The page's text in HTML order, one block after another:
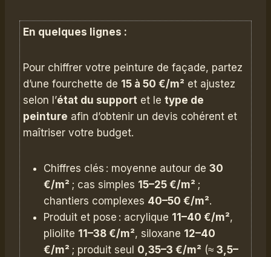
En quelques lignes :
Pour chiffrer votre peinture de façade, partez
d’une fourchette de 15 à 50 €/m² et ajustez
selon l’état du support et le type de
peinture afin d’obtenir un devis cohérent et
maîtriser votre budget.
Chiffres clés : moyenne autour de 30
€/m² ; cas simples 15–25 €/m² ;
chantiers complexes 40–50 €/m².
Produit et pose : acrylique 11–40 €/m²,
pliolite 11–38 €/m², siloxane 12–40
€/m² ; produit seul 0,35–3 €/m² (≈ 3,5–